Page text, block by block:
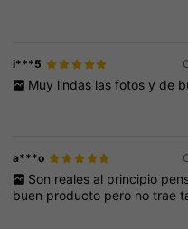
i***5
Muy lindas las fotos y de
a***o
Son reales al principio
buen producto pero notrae